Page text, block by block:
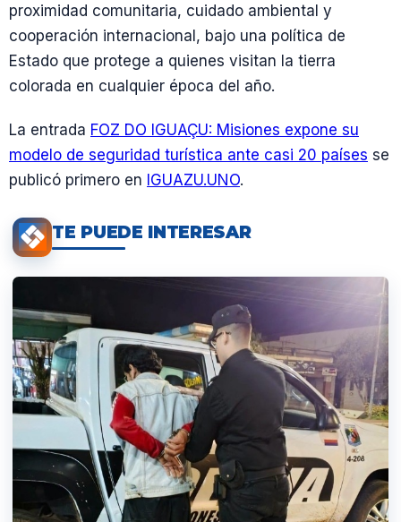
proximidad comunitaria, cuidado ambiental y
cooperación internacional, bajo una política de
Estado que protege a quienes visitan la tierra
colorada en cualquier época del año.
La entrada FOZ DO IGUAÇU: Misiones expone su
modelo de seguridad turística ante casi 20 países se
publicó primero en IGUAZU.UNO.
TE PUEDE INTERESAR